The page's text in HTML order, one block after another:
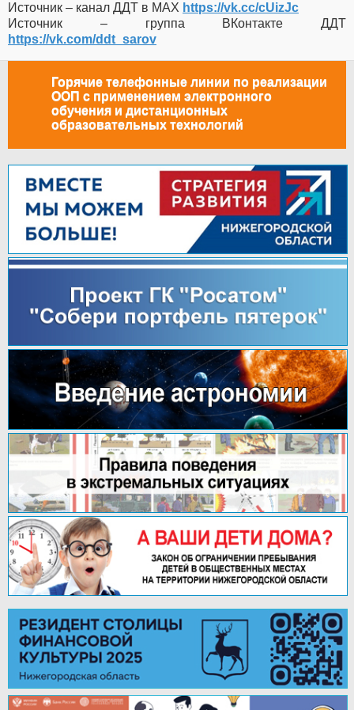
Источник – канал ДДТ в МАХ https://vk.cc/cUizJc
Источник – группа ВКонтакте ДДТ
https://vk.com/ddt_sarov
Горячие телефонные линии по реализации
ООП с применением электронного
обучения и дистанционных
образовательных технологий